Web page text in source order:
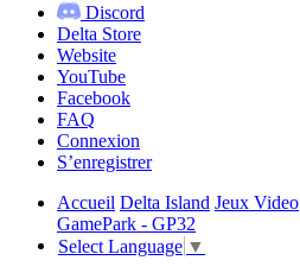
Discord
Delta Store
Website
YouTube
Facebook
FAQ
Connexion
S’enregistrer
Accueil Delta Island Jeux Video
GamePark - GP32
Select Language ▼